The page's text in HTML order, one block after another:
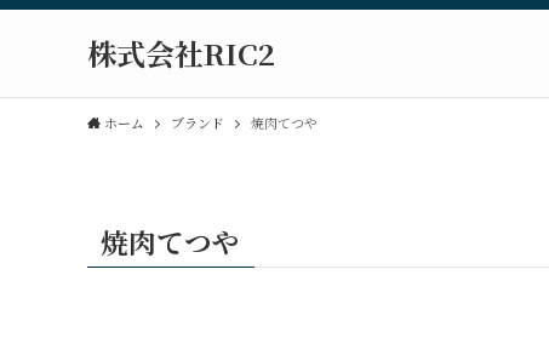
株式会社RIC2
ホーム ブランド 焼肉てつや
焼肉てつや